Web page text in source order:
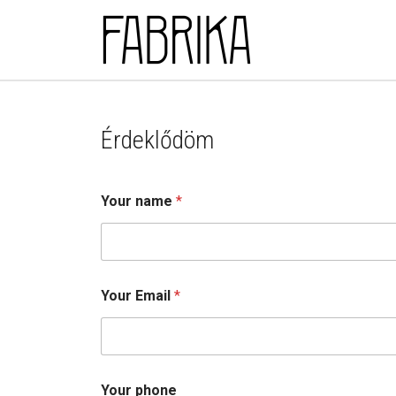
Érdeklődöm
Your name *
Your Email *
Your phone